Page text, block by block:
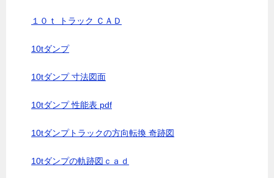
１０ｔ トラック ＣＡＤ
10tダンプ
10tダンプ 寸法図面
10tダンプ 性能表 pdf
10tダンプトラックの方向転換 奇跡図
10tダンプの軌跡図ｃａｄ